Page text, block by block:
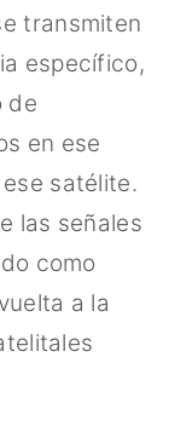
transmiten
específico,
de
en ese
satélite.
las señales
como
a la